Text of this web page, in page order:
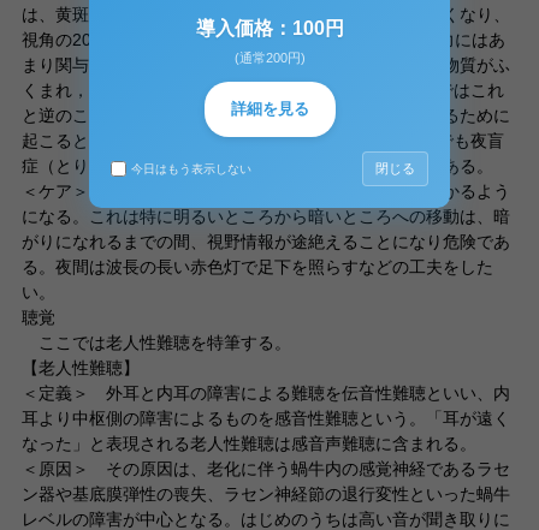
は、黄斑部から離れるにしたがって、網膜のまわりに多くなり、
視角の20～30°にあたる部分に最も多くある。また、視力にはあ
まり関与しない。桿体細胞には，ロドプシンとよばれる物質がふ
くまれ，光があたるとビタミンAに変わる。暗いところではこれ
と逆のことが起こるが、加齢に伴いこれらの機能が衰えるために
起こると考えられる。また、ビタミンAが不足することでも夜盲
症（とり目）となり、同じ状態となるので注意が必要である。
＜ケア＞ 加齢に伴い明暗の変化になれるのに時間がかかるよう
になる。これは特に明るいところから暗いところへの移動は、暗
がりになれるまでの間、視野情報が途絶えることになり危険であ
る。夜間は波長の長い赤色灯で足下を照らすなどの工夫をした
い。
聴覚
ここでは老人性難聴を特筆する。
【老人性難聴】
＜定義＞ 外耳と内耳の障害による難聴を伝音性難聴といい、内
耳より中枢側の障害によるものを感音性難聴という。「耳が遠く
なった」と表現される老人性難聴は感音声難聴に含まれる。
＜原因＞ その原因は、老化に伴う蝸牛内の感覚神経であるラセ
ン器や基底膜弾性の喪失、ラセン神経節の退行変性といった蝸牛
レベルの障害が中心となる。はじめのうちは高い音が聞き取りに
導入価格：100円
(通常200円)
詳細を見る
今日はもう表示しない 閉じる